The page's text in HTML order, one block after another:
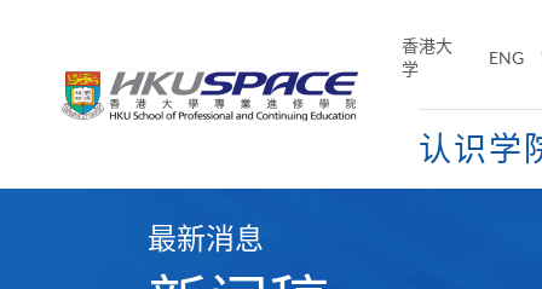
香港大
学
ENG
认识学
最新消息